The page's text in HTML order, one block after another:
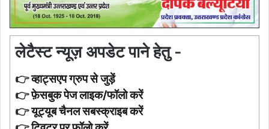
लेटैस्ट न्यूज़ अपडेट पाने हेतु -
👉व्हाट्सएप ग्रुप से जुड़ें
👉फ़ेसबुक पेज लाइक/फॉलो करें
👉यूट्यूब चैनल सबस्क्राइब करें